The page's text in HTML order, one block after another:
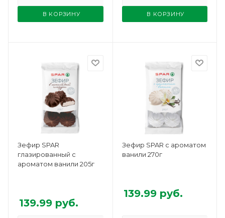
В КОРЗИНУ В КОРЗИНУ
Зефир SPAR
глазированный с
ароматом ванили 205г
139.99 руб.
Зефир SPAR с ароматом
ванили 270г
139.99руб.